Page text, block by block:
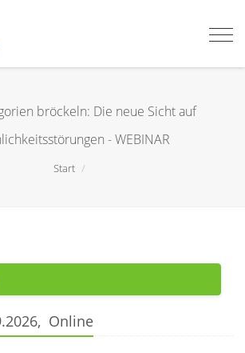
bröckeln: Die neue Sicht auf
- WEBINAR
Start
Online